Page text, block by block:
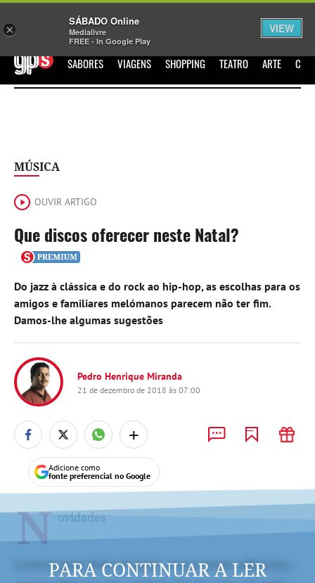
Sábado Assine Iniciar Sessão
GPS SABORES VIAGENS SHOPPING TEATRO ARTE
MÚSICA
OUVIR ARTIGO
Que discos oferecer neste Natal?
Do jazz à clássica e do rock ao hip-hop, as escolhas para os
amigos e familiares melómanos parecem não ter fim.
Damos-lhe algumas sugestões
Pedro Henrique Miranda
21 de dezembro de 2018 às 07:00
+
Adicione como
fonte preferencial no Google
N ovidades
PARA CONTINUAR A LER
×
SÁBADO Online
Medialivre
FREE - In Google Play
VIEW